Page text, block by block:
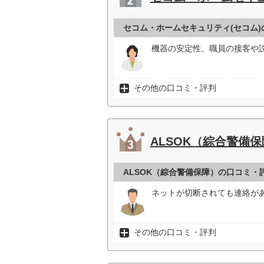
セコム・ホームセキュリティ(セコム)
機器の安定性、職員の接客や
その他の口コミ・評判
ALSOK（綜合警備
ALSOK（綜合警備保障）の口コミ・
ネットが切断されても連絡が
その他の口コミ・評判